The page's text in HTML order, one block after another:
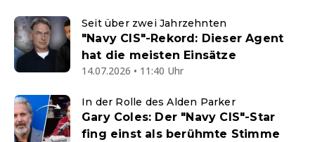
Seit über zwei Jahrzehnten
"Navy CIS"-Rekord: Dieser Agent
hat die meisten Einsätze
14.07.2026 • 11:40 Uhr
In der Rolle des Alden Parker
Gary Coles: Der "Navy CIS"-Star
fing einst als berühmte Stimme